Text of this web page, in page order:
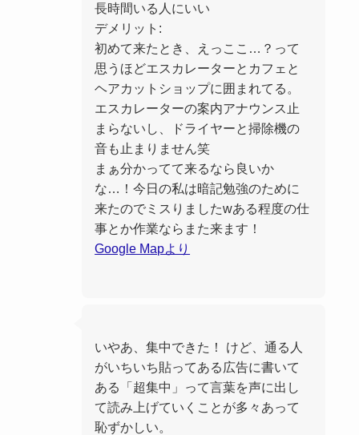
長時間いる人にいい
デメリット:
初めて来たとき、えっここ…？って
思うほどエスカレーターとカフェと
ヘアカットショップに囲まれてる。
エスカレーターの案内アナウンス止
まらないし、ドライヤーと掃除機の
音も止まりません笑
まぁ分かってて来るなら良いか
な…！今日の私は暗記勉強のために
来たのでミスりましたwある程度の仕
事とか作業ならまた来ます！
Google Mapより
いやあ、集中できた！ けど、通る人
がいちいち貼ってある広告に書いて
ある「超集中」って言葉を声に出し
て読み上げていくことが多々あって
恥ずかしい。